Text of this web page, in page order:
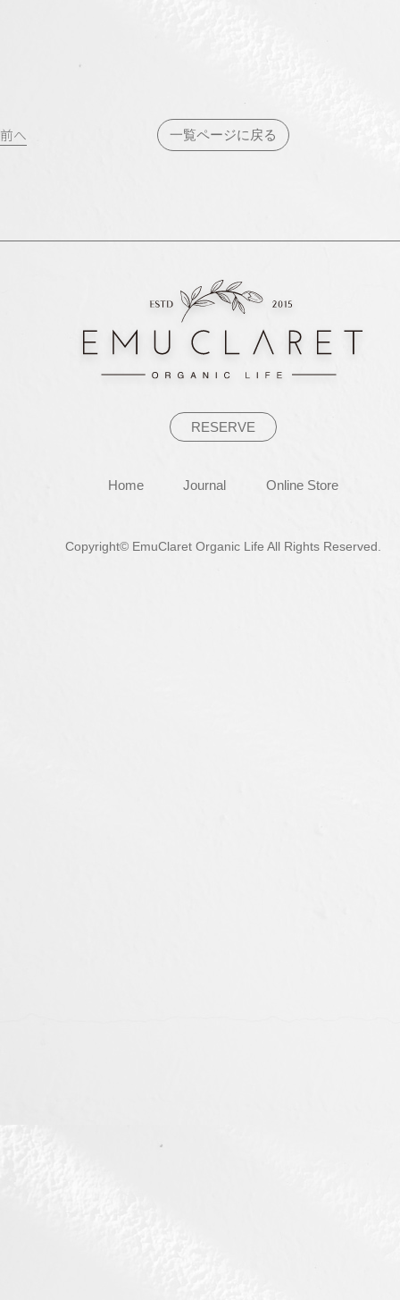
投
前へ 一覧ページに戻る
RESERVE
Home Journal Online Store
Copyright© EmuClaret Organic Life All Rights Reserved.